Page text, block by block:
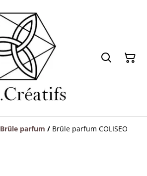
Brûle parfum / Brûle parfum COLISEO